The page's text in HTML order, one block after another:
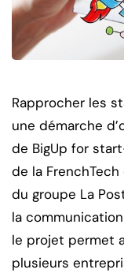
Rapprocher les
une démarche
de BigUp for
de la
du groupe La
la
le projet permet
plusieurs